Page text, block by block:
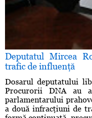
Deputatul Mircea
trafic de influenţă
Dosarul deputatului
Procurorii DNA au
parlamentarului
a două infracţiuni de